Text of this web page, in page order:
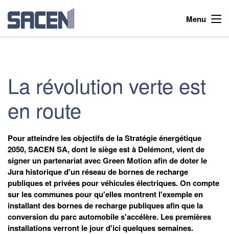
Menu
La révolution verte est
en route
Pour atteindre les objectifs de la Stratégie énergétique
2050, SACEN SA, dont le siège est à Delémont, vient de
signer un partenariat avec Green Motion afin de doter le
Jura historique d'un réseau de bornes de recharge
publiques et privées pour véhicules électriques. On compte
sur les communes pour qu'elles montrent l'exemple en
installant des bornes de recharge publiques afin que la
conversion du parc automobile s'accélère. Les premières
installations verront le jour d'ici quelques semaines.